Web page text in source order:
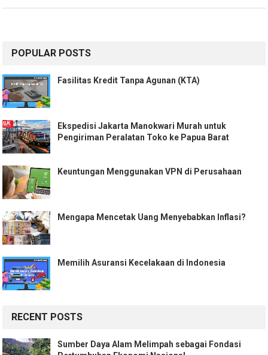
POPULAR POSTS
Fasilitas Kredit Tanpa Agunan (KTA)
Ekspedisi Jakarta Manokwari Murah untuk
Pengiriman Peralatan Toko ke Papua Barat
Keuntungan Menggunakan VPN di Perusahaan
Mengapa Mencetak Uang Menyebabkan Inflasi?
Memilih Asuransi Kecelakaan di Indonesia
RECENT POSTS
Sumber Daya Alam Melimpah sebagai Fondasi